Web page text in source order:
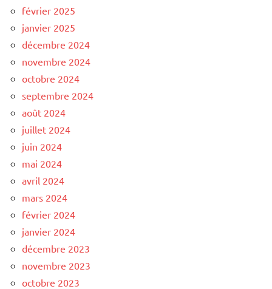
février 2025
janvier 2025
décembre 2024
novembre 2024
octobre 2024
septembre 2024
août 2024
juillet 2024
juin 2024
mai 2024
avril 2024
mars 2024
février 2024
janvier 2024
décembre 2023
novembre 2023
octobre 2023